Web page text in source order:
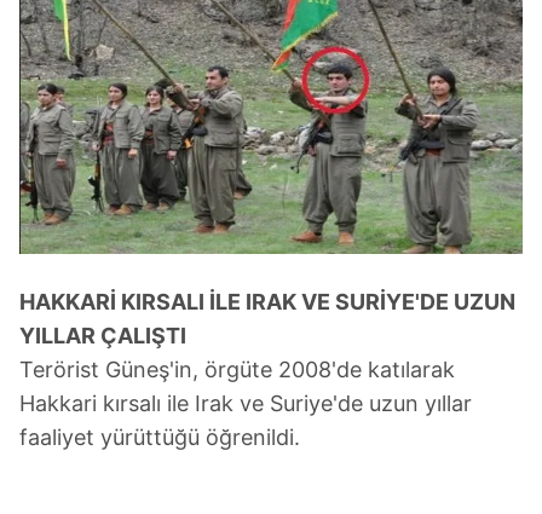
HAKKARİ KIRSALI İLE IRAK VE SURİYE'DE UZUN
YILLAR ÇALIŞTI
Terörist Güneş'in, örgüte 2008'de katılarak
Hakkari kırsalı ile Irak ve Suriye'de uzun yıllar
faaliyet yürüttüğü öğrenildi.